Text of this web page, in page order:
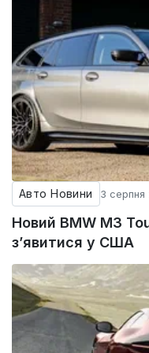
Авто Новини 3 серпня
Новий BMW M3
з’явитися у США